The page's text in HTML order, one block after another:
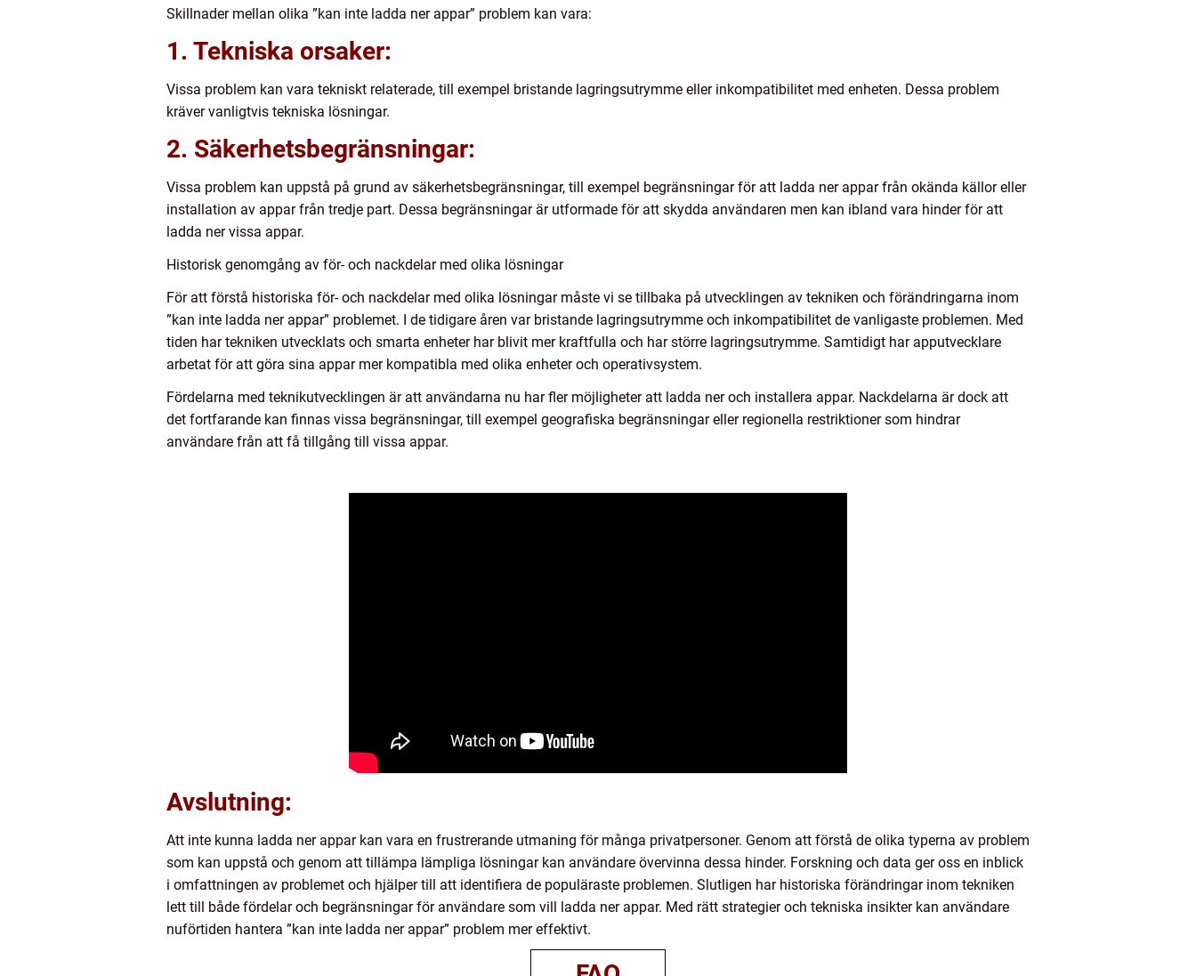
Skillnader mellan olika ”kan inte ladda ner appar” problem kan vara:
1. Tekniska orsaker:
Vissa problem kan vara tekniskt relaterade, till exempel bristande lagringsutrymme eller inkompatibilitet med enheten. Dessa problem
kräver vanligtvis tekniska lösningar.
2. Säkerhetsbegränsningar:
Vissa problem kan uppstå på grund av säkerhetsbegränsningar, till exempel begränsningar för att ladda ner appar från okända källor eller
installation av appar från tredje part. Dessa begränsningar är utformade för att skydda användaren men kan ibland vara hinder för att
ladda ner vissa appar.
Historisk genomgång av för- och nackdelar med olika lösningar
För att förstå historiska för- och nackdelar med olika lösningar måste vi se tillbaka på utvecklingen av tekniken och förändringarna inom
”kan inte ladda ner appar” problemet. I de tidigare åren var bristande lagringsutrymme och inkompatibilitet de vanligaste problemen. Med
tiden har tekniken utvecklats och smarta enheter har blivit mer kraftfulla och har större lagringsutrymme. Samtidigt har apputvecklare
arbetat för att göra sina appar mer kompatibla med olika enheter och operativsystem.
Fördelarna med teknikutvecklingen är att användarna nu har fler möjligheter att ladda ner och installera appar. Nackdelarna är dock att
det fortfarande kan finnas vissa begränsningar, till exempel geografiska begränsningar eller regionella restriktioner som hindrar
användare från att få tillgång till vissa appar.
Avslutning:
Att inte kunna ladda ner appar kan vara en frustrerande utmaning för många privatpersoner. Genom att förstå de olika typerna av problem
som kan uppstå och genom att tillämpa lämpliga lösningar kan användare övervinna dessa hinder. Forskning och data ger oss en inblick
i omfattningen av problemet och hjälper till att identifiera de populäraste problemen. Slutligen har historiska förändringar inom tekniken
lett till både fördelar och begränsningar för användare som vill ladda ner appar. Med rätt strategier och tekniska insikter kan användare
nuförtiden hantera ”kan inte ladda ner appar” problem mer effektivt.